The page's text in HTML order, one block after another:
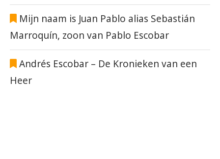
Mijn naam is Juan Pablo alias Sebastián
Marroquín, zoon van Pablo Escobar
Andrés Escobar – De Kronieken van een
Heer